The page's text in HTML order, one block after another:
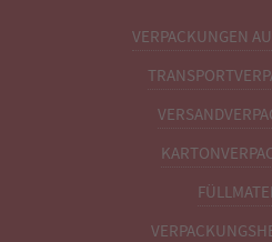
VERPACKUNGEN